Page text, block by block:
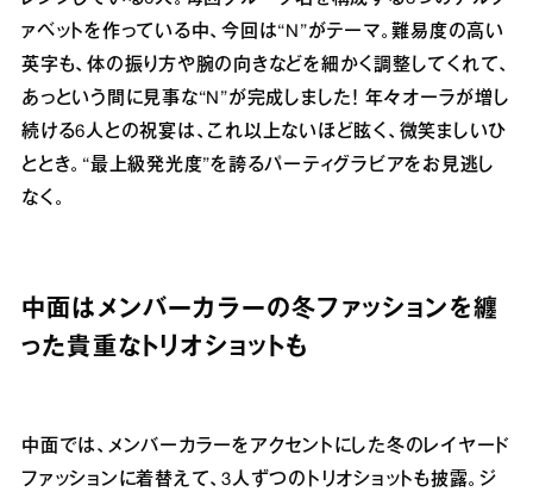
ァベットを作っている中、今回は“N”がテーマ。難易度の高い
英字も、体の振り方や腕の向きなどを細かく調整してくれて、
あっという間に見事な“N”が完成しました！ 年々オーラが増し
続ける6人との祝宴は、これ以上ないほど眩く、微笑ましいひ
ととき。“最上級発光度”を誇るパーティグラビアをお見逃し
なく。
中面はメンバーカラーの冬ファッションを纏
った貴重なトリオショットも
中面では、メンバーカラーをアクセントにした冬のレイヤード
ファッションに着替えて、3人ずつのトリオショットも披露。ジ